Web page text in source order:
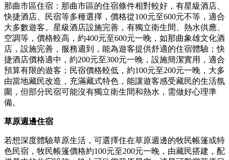
那曲市區住宿：那曲市區的住宿條件相對較好，有星級酒店、
快捷酒店、民宿等多種選擇，價格從100元至600元不等，適合
大多數遊客。星級酒店設施完善，有獨立衛生間、熱水供應、
空調等，價格較高，約400元至600元一晚，如那曲象雄文化酒
店，設施完善，服務週到，能為遊客提供舒適的住宿體驗；快
捷酒店價格適中，約200元至300元一晚，設施簡潔實用，適合
預算有限的遊客；民宿價格較低，約100元至200元一晚，大多
由當地藏民改造，充滿藏式特色，能讓遊客感受藏民的生活氛
圍，但部分民宿可能沒有獨立衛生間和熱水，需做好心理準
備。
草原週邊住宿
若想深度體驗草原生活，可選擇住在草原週邊的牧民帳篷或特
色民宿，牧民帳篷價格約100元至200元一晚，由藏民搭建，配